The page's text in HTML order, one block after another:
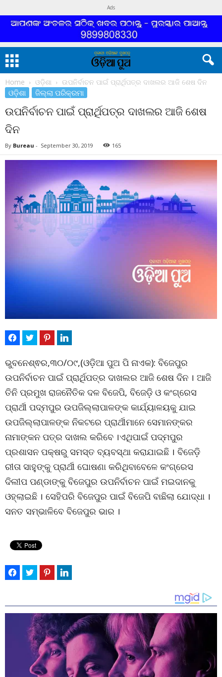
Ads
Home ଓଡ଼ିଶା ଉପନିର୍ବାଚନ ପାଇଁ ପ୍ରାର୍ଥିପତ୍ର ଦାଖଲର ଆଜି ଶେଷ ଦିନ
ଓଡ଼ିଶା ଜିଲ୍ଲା ପରିକ୍ରମା
ଉପନିର୍ବାଚନ ପାଇଁ ପ୍ରାର୍ଥିପତ୍ର ଦାଖଲର ଆଜି ଶେଷ
ଦିନ
By Bureau - September 30, 2019 165
ଭୁବନେଶ୍ଵର,୩୦/୦୯,(ଓଡ଼ିଆ ପୁଅ ପି ନାଏକ): ବିଜେପୁର
ଉପନିର୍ବାଚନ ପାଇଁ ପ୍ରାର୍ଥିପତ୍ର ଦାଖଲର ଆଜି ଶେଷ ଦିନ । ଆଜି
ତିନି ପ୍ରମୁଖ ରାଜନୈତିକ ଦଳ ବିଜେପି, ବିଜେଡ଼ି ଓ କଂଗ୍ରେସ
ପ୍ରାର୍ଥୀ ପଦ୍ମପୁର ଉପଜିଲ୍ଲାପାଳଙ୍କ କାର୍ଯ୍ୟାଳୟକୁ ଯାଇ
ଉପଜିଲ୍ଲାପାଳଙ୍କ ନିକଟରେ ପ୍ରାର୍ଥୀମାନେ ସେମାନଙ୍କର
ନାମାଙ୍କନ ପତ୍ର ଦାଖଲ କରିବେ ।ଏଥିପାଇଁ ପଦ୍ମପୁର
ପ୍ରଶାସନ ପକ୍ଷରୁ ସମସ୍ତ ବ୍ୟବସ୍ଥା କରାଯାଇଛି । ବିଜେଡ଼ି
ରୀତା ସାହୁଙ୍କୁ ପ୍ରାର୍ଥୀ ଘୋଷଣା କରିଥିବାବେଳେ କଂଗ୍ରେସ
ଦିଲୀପ ପଣ୍ଡାଙ୍କୁ ବିଜେପୁର ଉପନିର୍ବାଚନ ପାଇଁ ମଇଦାନକୁ
ଓହ୍ଲାଇଛି । ସେହିପରି ବିଜେପୁର ପାଇଁ ବିଜେପି ବାଛିଲା ଯୋଦ୍ଧା ।
ସନତ ସମ୍ଭାଳିବେ ବିଜେପୁର ଭାର ।